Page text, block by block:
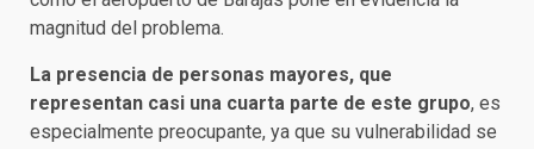
magnitud del problema.
La presencia de personas mayores, que
representan casi una cuarta parte de este grupo, es
especialmente preocupante, ya que su vulnerabilidad se